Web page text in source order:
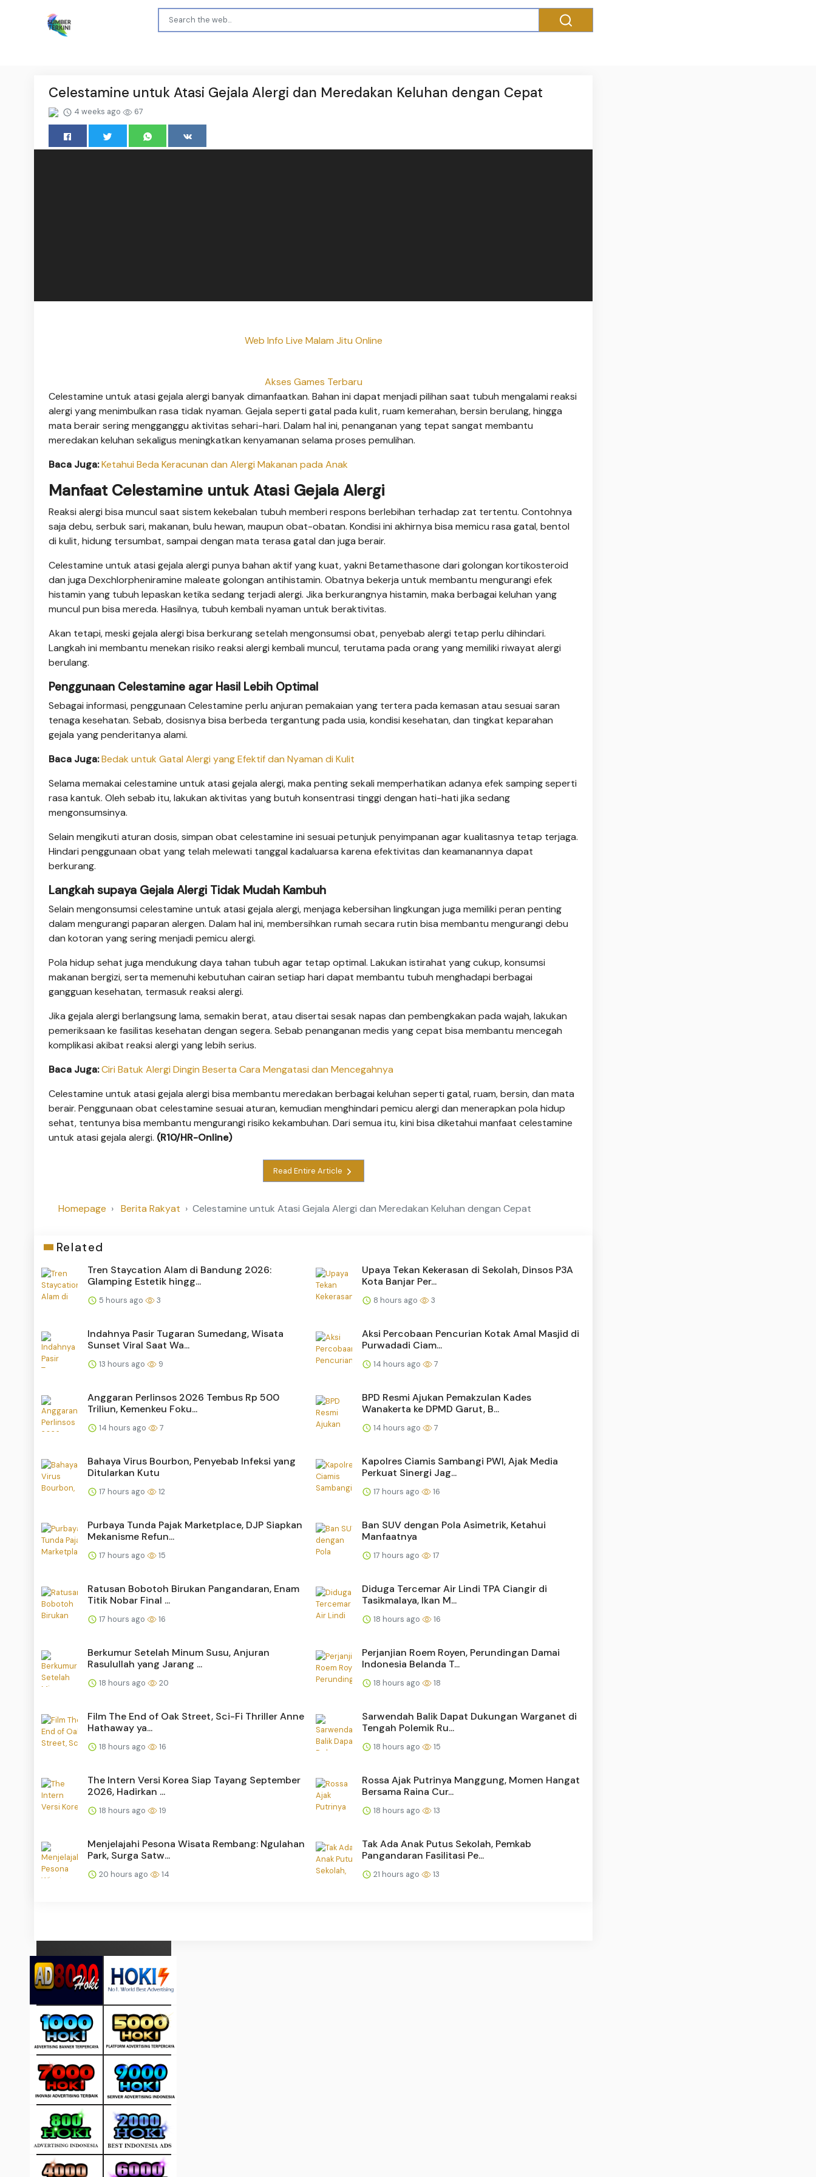
Celestamine untuk Atasi Gejala Alergi dan Meredakan Keluhan dengan Cepat
4 weeks ago 67
Web Info Live Malam Jitu Online
Akses Games Terbaru
Celestamine untuk atasi gejala alergi banyak dimanfaatkan. Bahan ini dapat menjadi pilihan saat tubuh mengalami reaksi
alergi yang menimbulkan rasa tidak nyaman. Gejala seperti gatal pada kulit, ruam kemerahan, bersin berulang, hingga
mata berair sering mengganggu aktivitas sehari-hari. Dalam hal ini, penanganan yang tepat sangat membantu
meredakan keluhan sekaligus meningkatkan kenyamanan selama proses pemulihan.
Baca Juga:Ketahui Beda Keracunan dan Alergi Makanan pada Anak
Manfaat Celestamine untuk Atasi Gejala Alergi
Reaksi alergi bisa muncul saat sistem kekebalan tubuh memberi respons berlebihan terhadap zat tertentu. Contohnya
saja debu, serbuk sari, makanan, bulu hewan, maupun obat-obatan. Kondisi ini akhirnya bisa memicu rasa gatal, bentol
di kulit, hidung tersumbat, sampai dengan mata terasa gatal dan juga berair.
Celestamine untuk atasi gejala alergi punya bahan aktif yang kuat, yakni Betamethasone dari golongan kortikosteroid
dan juga Dexchlorpheniramine maleate golongan antihistamin. Obatnya bekerja untuk membantu mengurangi efek
histamin yang tubuh lepaskan ketika sedang terjadi alergi. Jika berkurangnya histamin, maka berbagai keluhan yang
muncul pun bisa mereda. Hasilnya, tubuh kembali nyaman untuk beraktivitas.
Akan tetapi, meski gejala alergi bisa berkurang setelah mengonsumsi obat, penyebab alergi tetap perlu dihindari.
Langkah ini membantu menekan risiko reaksi alergi kembali muncul, terutama pada orang yang memiliki riwayat alergi
berulang.
Penggunaan Celestamine agar Hasil Lebih Optimal
Sebagai informasi, penggunaan Celestamine perlu anjuran pemakaian yang tertera pada kemasan atau sesuai saran
tenaga kesehatan. Sebab, dosisnya bisa berbeda tergantung pada usia, kondisi kesehatan, dan tingkat keparahan
gejala yang penderitanya alami.
Baca Juga:Bedak untuk Gatal Alergi yang Efektif dan Nyaman di Kulit
Selama memakai celestamine untuk atasi gejala alergi, maka penting sekali memperhatikan adanya efek samping seperti
rasa kantuk. Oleh sebab itu, lakukan aktivitas yang butuh konsentrasi tinggi dengan hati-hati jika sedang
mengonsumsinya.
Selain mengikuti aturan dosis, simpan obat celestamine ini sesuai petunjuk penyimpanan agar kualitasnya tetap terjaga.
Hindari penggunaan obat yang telah melewati tanggal kadaluarsa karena efektivitas dan keamanannya dapat
berkurang.
Langkah supaya Gejala Alergi Tidak Mudah Kambuh
Selain mengonsumsi celestamine untuk atasi gejala alergi, menjaga kebersihan lingkungan juga memiliki peran penting
dalam mengurangi paparan alergen. Dalam hal ini, membersihkan rumah secara rutin bisa membantu mengurangi debu
dan kotoran yang sering menjadi pemicu alergi.
Pola hidup sehat juga mendukung daya tahan tubuh agar tetap optimal. Lakukan istirahat yang cukup, konsumsi
makanan bergizi, serta memenuhi kebutuhan cairan setiap hari dapat membantu tubuh menghadapi berbagai
gangguan kesehatan, termasuk reaksi alergi.
Jika gejala alergi berlangsung lama, semakin berat, atau disertai sesak napas dan pembengkakan pada wajah, lakukan
pemeriksaan ke fasilitas kesehatan dengan segera. Sebab penanganan medis yang cepat bisa membantu mencegah
komplikasi akibat reaksi alergi yang lebih serius.
Baca Juga:Ciri Batuk Alergi Dingin Beserta Cara Mengatasi dan Mencegahnya
Celestamine untuk atasi gejala alergi bisa membantu meredakan berbagai keluhan seperti gatal, ruam, bersin, dan mata
berair. Penggunaan obat celestamine sesuai aturan, kemudian menghindari pemicu alergi dan menerapkan pola hidup
sehat, tentunya bisa membantu mengurangi risiko kekambuhan. Dari semua itu, kini bisa diketahui manfaat celestamine
untuk atasi gejala alergi. (R10/HR-Online)
Read Entire Article
Homepage Berita Rakyat Celestamine untuk Atasi Gejala Alergi dan Meredakan Keluhan dengan Cepat
Related
Tren Staycation Alam di Bandung 2026:
Glamping Estetik hingg...
5 hours ago 3
Upaya Tekan Kekerasan di Sekolah, Dinsos P3A
Kota Banjar Per...
8 hours ago 3
Indahnya Pasir Tugaran Sumedang, Wisata
Sunset Viral Saat Wa...
13 hours ago 9
Aksi Percobaan Pencurian Kotak Amal Masjid di
Purwadadi Ciam...
14 hours ago 7
Anggaran Perlinsos 2026 Tembus Rp 500
Triliun, Kemenkeu Foku...
14 hours ago 7
BPD Resmi Ajukan Pemakzulan Kades
Wanakerta ke DPMD Garut, B...
14 hours ago 7
Bahaya Virus Bourbon, Penyebab Infeksi yang
Ditularkan Kutu
17 hours ago 12
Kapolres Ciamis Sambangi PWI, Ajak Media
Perkuat Sinergi Jag...
17 hours ago 16
Purbaya Tunda Pajak Marketplace, DJP Siapkan
Mekanisme Refun...
17 hours ago 15
Ban SUV dengan Pola Asimetrik, Ketahui
Manfaatnya
17 hours ago 17
Ratusan Bobotoh Birukan Pangandaran, Enam
Titik Nobar Final ...
17 hours ago 16
Diduga Tercemar Air Lindi TPA Ciangir di
Tasikmalaya, Ikan M...
18 hours ago 16
Berkumur Setelah Minum Susu, Anjuran
Rasulullah yang Jarang ...
18 hours ago 20
Perjanjian Roem Royen, Perundingan Damai
Indonesia Belanda T...
18 hours ago 18
Film The End of Oak Street, Sci-Fi Thriller Anne
Hathaway ya...
18 hours ago 16
Sarwendah Balik Dapat Dukungan Warganet di
Tengah Polemik Ru...
18 hours ago 15
The Intern Versi Korea Siap Tayang September
2026, Hadirkan ...
18 hours ago 19
Rossa Ajak Putrinya Manggung, Momen Hangat
Bersama Raina Cur...
18 hours ago 13
Menjelajahi Pesona Wisata Rembang: Ngulahan
Park, Surga Satw...
20 hours ago 14
Tak Ada Anak Putus Sekolah, Pemkab
Pangandaran Fasilitasi Pe...
21 hours ago 13